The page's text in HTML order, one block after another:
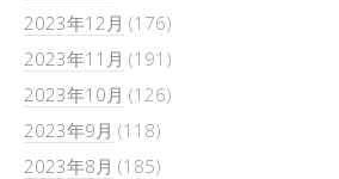
2023年12月 (176)
2023年11月 (191)
2023年10月 (126)
2023年9月 (118)
2023年8月 (185)